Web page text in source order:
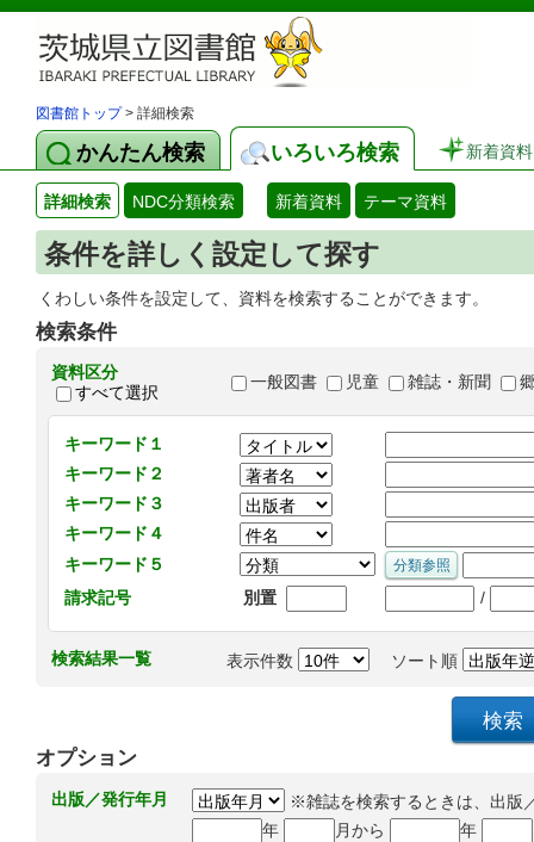
図書館トップ> 詳細検索
かんたん検索 いろいろ検索 新着資料
詳細検索 NDC分類検索 新着資料 テーマ資料
条件を詳しく設定して探す
くわしい条件を設定して、資料を検索することができます。
検索条件
資料区分
すべて選択
一般図書 児童 雑誌・新聞
キーワード１
キーワード２
キーワード３
キーワード４
キーワード５
請求記号
別置 /
検索結果一覧 表示件数 ソート順
オプション
出版／発行年月
※雑誌を検索するときは、出版
年
月から 年